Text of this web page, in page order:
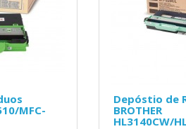
MFC-
Depóstio de
BROTHER
HL3140CW/